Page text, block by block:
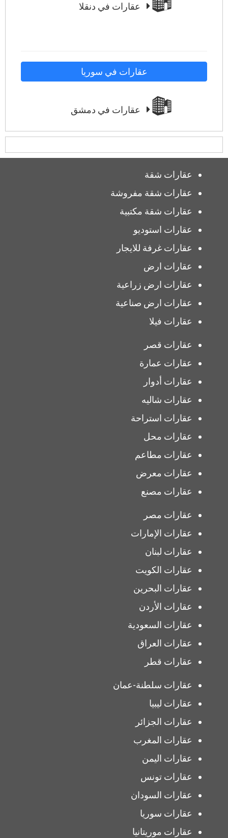
عقارات في دنقلا
عقارات في سوريا
عقارات في دمشق
عقارات شقة
عقارات شقة مفروشة
عقارات شقة مكتبية
عقارات استوديو
عقارات غرفة للايجار
عقارات ارض
عقارات ارض زراعية
عقارات ارض صناعية
عقارات فيلا
عقارات قصر
عقارات عمارة
عقارات أدوار
عقارات شاليه
عقارات استراحة
عقارات محل
عقارات مطاعم
عقارات معرض
عقارات مصنع
عقارات مصر
عقارات الإمارات
عقارات لبنان
عقارات الكويت
عقارات البحرين
عقارات الأردن
عقارات السعودية
عقارات العراق
عقارات قطر
عقارات سلطنة-عمان
عقارات ليبيا
عقارات الجزائر
عقارات المغرب
عقارات اليمن
عقارات تونس
عقارات السودان
عقارات سوريا
عقارات موريتانيا